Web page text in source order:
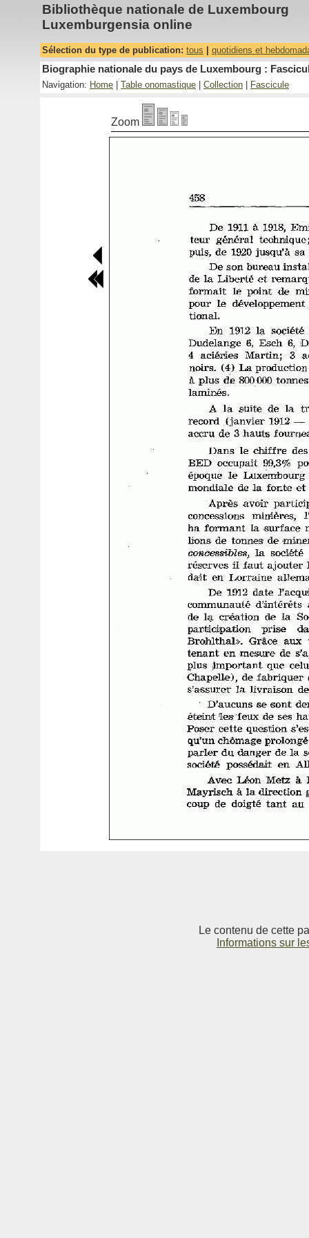
Bibliothèque nationale de Luxembourg
Luxemburgensia online
Sélection du type de publication: tous quotidiens et
Biographie nationale du pays de Luxembourg :
Navigation: Home Table onomastique Collection Fascicule
Zoom
Le contenu de cette
Informations sur